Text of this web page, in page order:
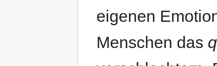
eigenen
Menschen das